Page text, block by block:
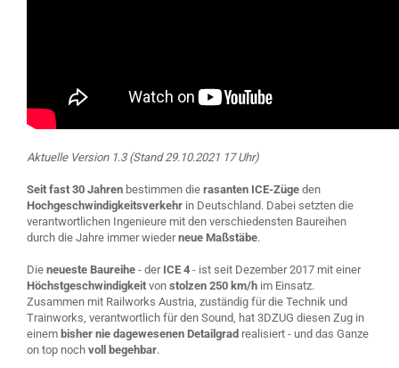
Aktuelle Version 1.3 (Stand 29.10.2021 17 Uhr)
Seit fast 30 Jahren bestimmen die rasanten ICE-Züge den
Hochgeschwindigkeitsverkehr in Deutschland. Dabei setzten die
verantwortlichen Ingenieure mit den verschiedensten Baureihen
durch die Jahre immer wiederneue Maßstäbe.
Die neueste Baureihe - der ICE 4 - ist seit Dezember 2017 mit einer
Höchstgeschwindigkeit von stolzen 250 km/h im Einsatz.
Zusammen mit Railworks Austria, zuständig für die Technik und
Trainworks, verantwortlich für den Sound, hat 3DZUG diesen Zug in
einem bisher nie dagewesenen Detailgrad realisiert - und das Ganze
on top noch voll begehbar.